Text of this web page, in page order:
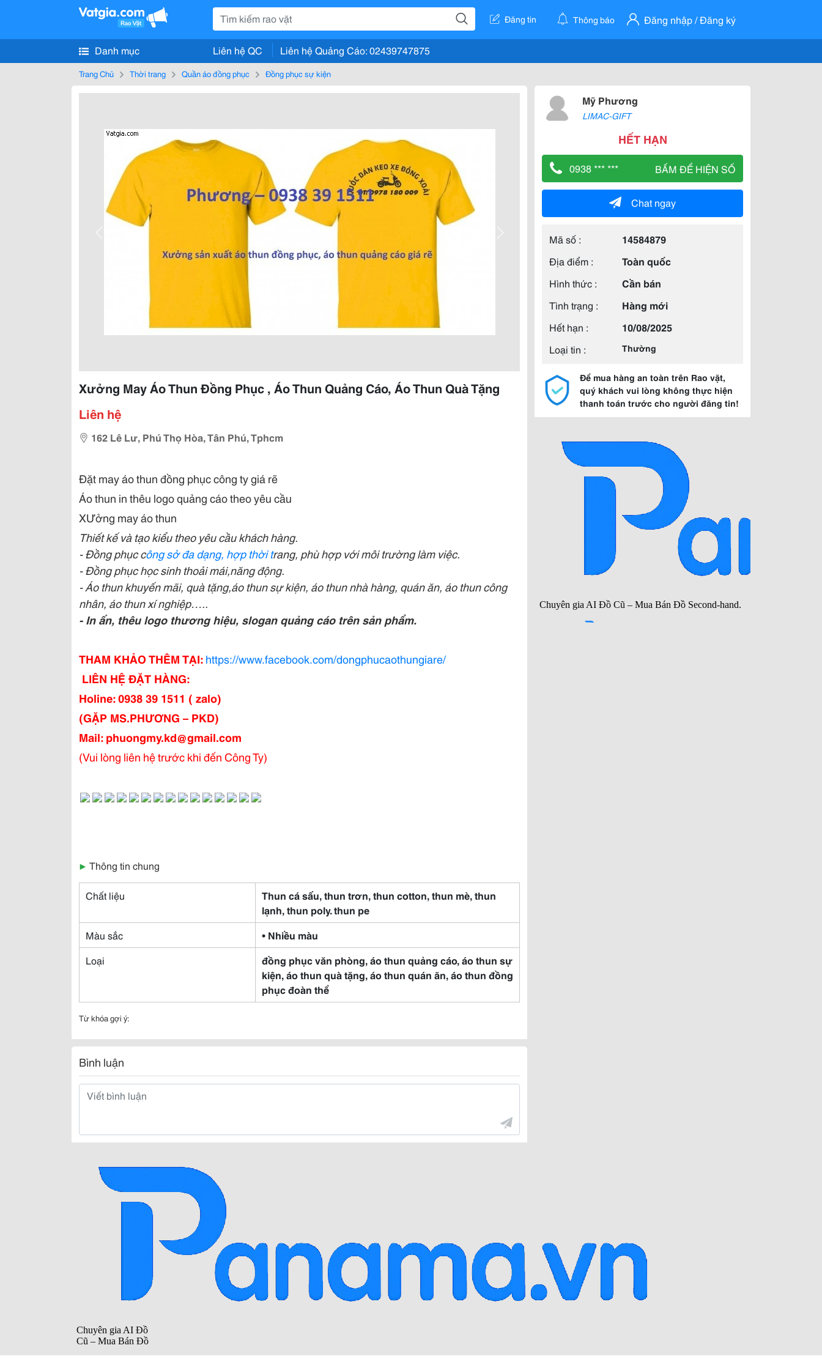
Đăng tin Thông báo Đăng nhập / Đăng ký
Danh mục Liên hệ QC Liên hệ Quảng Cáo: 02439747875
Trang Chủ Thời trang Quần áo đồng phục Đồng phục sự kiện
Xưởng May Áo Thun Đồng Phục , Áo Thun Quảng Cáo, Áo Thun Quà Tặng
Liên hệ
162 Lê Lư, Phú Thọ Hòa, Tân Phú, Tphcm
Đặt may áo thun đồng phục công ty giá rẽ
Áo thun in thêu logo quảng cáo theo yêu cầu
XƯởng may áo thun
Thiết kế và tạo kiểu theo yêu cầu khách hàng.
- Đồng phục công sở đa dạng, hợp thời trang, phù hợp với môi trường làm việc.
- Đồng phục học sinh thoải mái,năng động.
- Áo thun khuyến mãi, quà tặng,áo thun sự kiện, áo thun nhà hàng, quán ăn, áo thun công
nhân, áo thun xí nghiệp…..
- In ấn, thêu logo thương hiệu, slogan quảng cáo trên sản phẩm.
THAM KHẢO THÊM TẠI:https://www.facebook.com/dongphucaothungiare/
LIÊN HỆ ĐẶT HÀNG:
Holine: 0938 39 1511 ( zalo)
(GẶP MS.PHƯƠNG – PKD)
Mail: phuongmy.kd@gmail.com
(Vui lòng liên hệ trước khi đến Công Ty)
▶ Thông tin chung
Chất liệu
Thun cá sấu, thun trơn, thun cotton, thun mè, thun
lạnh, thun poly. thun pe
Màu sắc
• Nhiều màu
Loại
đồng phục văn phòng, áo thun quảng cáo, áo thun sự
kiện, áo thun quà tặng, áo thun quán ăn, áo thun đồng
phục đoàn thể
Từ khóa gợi ý:
Bình luận
Mỹ Phương
LIMAC-GIFT
HẾT HẠN
0938 *** *** BẤM ĐỂ HIỆN SỐ
Chat ngay
Mã số :
14584879
Địa điểm :
Toàn quốc
Hình thức :
Cần bán
Tình trạng :
Hàng mới
Hết hạn :
10/08/2025
Loại tin :
Thường
Để mua hàng an toàn trên Rao vặt,
quý khách vui lòng không thực hiện
thanh toán trước cho người đăng tin!